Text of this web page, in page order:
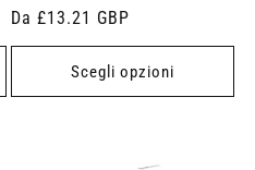
Prezzo
di
Da £13.21 GBP
Scegli opzioni